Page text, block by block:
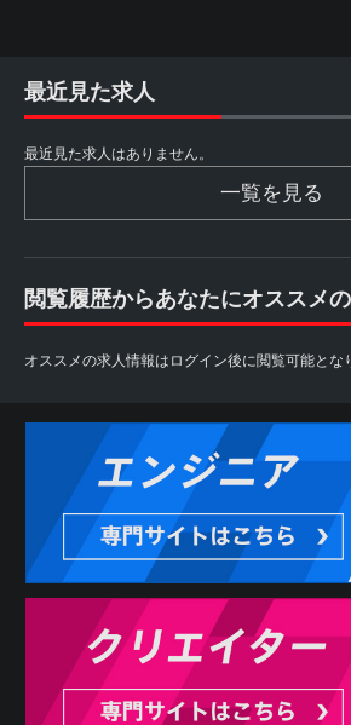
最近見た求人
最近見た求人はありません。
一覧を見る
閲覧履歴からあなたにオススメ
オススメの求人情報はログイン後に閲覧可能とな